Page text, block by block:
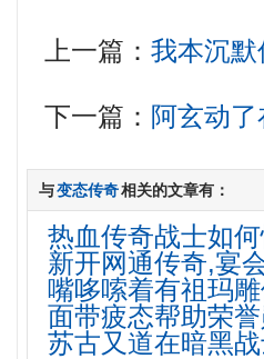
上一篇：我本沉
下一篇： 阿玄动
与变态传奇相关的文章有：
热血传奇战士如
新开网通传奇,宴
嘴哆嗦着有祖玛
面带疲态帮助荣
苏古又道在暗黑